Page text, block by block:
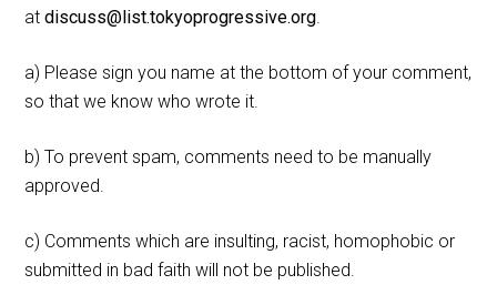
atdiscuss@list.tokyoprogressive.org.
a) Please sign you name at the bottom of your comment,
so that we know who wrote it.
b) To prevent spam, comments need to be manually
approved.
c) Comments which are insulting, racist, homophobic or
submitted in bad faith will not be published.